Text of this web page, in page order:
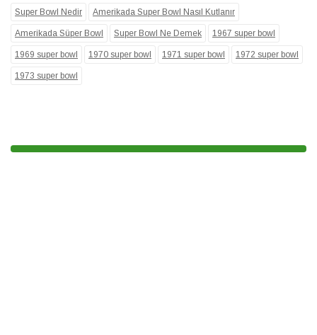
Super Bowl Nedir Amerikada Super Bowl Nasıl Kutlanır
Amerikada Süper Bowl Super Bowl Ne Demek 1967 super bowl
1969 super bowl 1970 super bowl 1971 super bowl 1972 super bowl
1973 super bowl